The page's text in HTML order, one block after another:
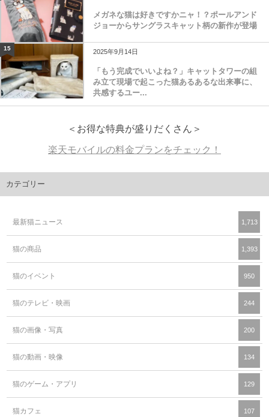
メガネな猫は好きですかニャ！？ポールアンド
ジョーからサングラスキャット柄の新作が登場
15 2025年9月14日
「もう完成でいいよね？」キャットタワーの組
み立て現場で起こった猫あるあるな出来事に、
共感するユー...
＜お得な特典が盛りだくさん＞
楽天モバイルの料金プランをチェック！
カテゴリー
最新猫ニュース 1,713
猫の商品 1,393
猫のイベント 950
猫のテレビ・映画 244
猫の画像・写真 200
猫の動画・映像 134
猫のゲーム・アプリ 129
猫カフェ 107